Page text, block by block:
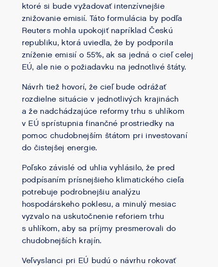
ktoré si bude vyžadovať intenzívnejšie
znižovanie emisií. Táto formulácia by podľa
Reuters mohla upokojiť napríklad Českú
republiku, ktorá uviedla, že by podporila
zníženie emisií o 55%, ak sa jedná o cieľ celej
EÚ, ale nie o požiadavku na jednotlivé štáty.
Návrh tiež hovorí, že cieľ bude odrážať
rozdielne situácie v jednotlivých krajinách
a že nadchádzajúce reformy trhu s uhlíkom
v EÚ sprístupnia finančné prostriedky na
pomoc chudobnejším štátom pri investovaní
do čistejšej energie.
Poľsko závislé od uhlia vyhlásilo, že pred
podpísaním prísnejšieho klimatického cieľa
potrebuje podrobnejšiu analýzu
hospodárskeho poklesu, a minulý mesiac
vyzvalo na uskutočnenie reforiem trhu
s uhlíkom, aby sa príjmy presmerovali do
chudobnejších krajín.
Veľvyslanci pri EÚ budú o návrhu rokovať